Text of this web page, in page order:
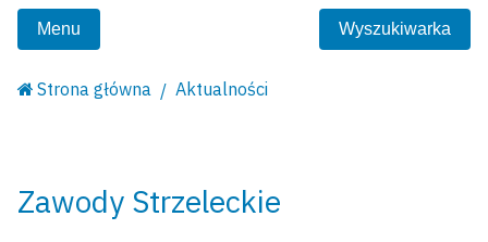
Menu Wyszukiwarka
Strona główna Aktualności
Zawody Strzeleckie